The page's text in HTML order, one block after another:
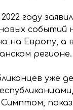
году
событий
Европу, а
регионе.
уже